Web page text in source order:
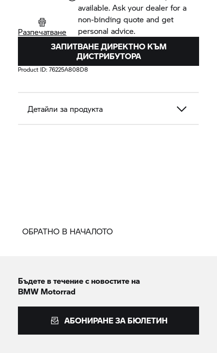
стабилни фортове на пръстите и петите, както и с
подсилване за скоростния лост. В допълнение
специална вътрешна подплата балансира
оптимално температурните колебания. Със своя
класически завършек ботушите с връзки Treptow
GORE-TEX® не само осигуряват добра фигура
перфектно с дънки и кожено яке.
Разпечатване
available. Ask your dealer for a
non-binding quote and get
personal advice.
ЗАПИТВАНЕ ДИРЕКТНО КЪМ
ДИСТРИБУТОРА
Product ID:76225A808D8
Детайли за продукта
ОБРАТНО В НАЧАЛОТО
Бъдете в течение с новостите на
BMW Motorrad
АБОНИРАНЕ ЗА БЮЛЕТИН